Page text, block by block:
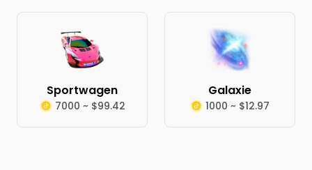
Sportwagen
7000 ~ $99.42
Galaxie
1000 ~ $12.97